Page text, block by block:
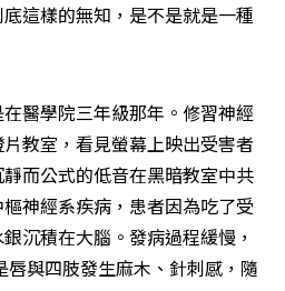
這樣的無知，是不是就是一種
醫學院三年級那年。修習神經
教室，看見螢幕上映出受害者
而公式的低音在黑暗教室中共
神經系疾病，患者因為吃了受
沉積在大腦。發病過程緩慢，
與四肢發生麻木、針刺感，隨